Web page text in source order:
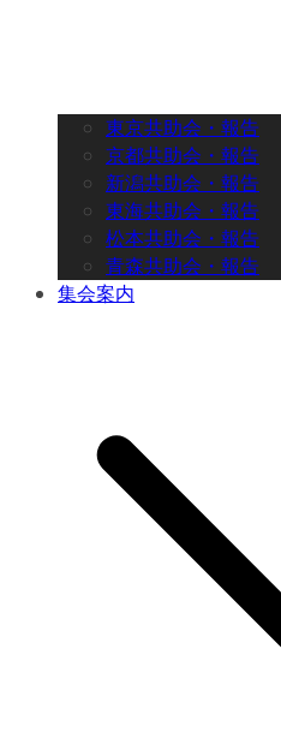
東京共助会・報告
京都共助会・報告
新潟共助会・報告
東海共助会・報告
松本共助会・報告
青森共助会・報告
集会案内